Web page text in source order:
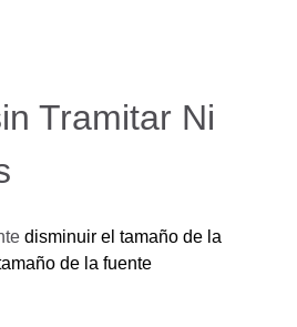
Tramitar Ni
disminuir el tamaño de la
de la fuente